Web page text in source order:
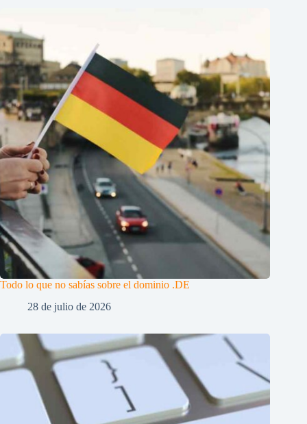
Todo lo que no sabías sobre el dominio .DE
28 de julio de 2026